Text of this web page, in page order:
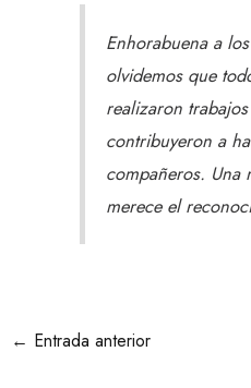
Enhorabuena a
olvidemos que
realizaron
contribuyeron a
compañeros. Una
merece el
← Entrada anterior